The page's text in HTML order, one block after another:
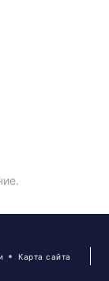
Карта сайта